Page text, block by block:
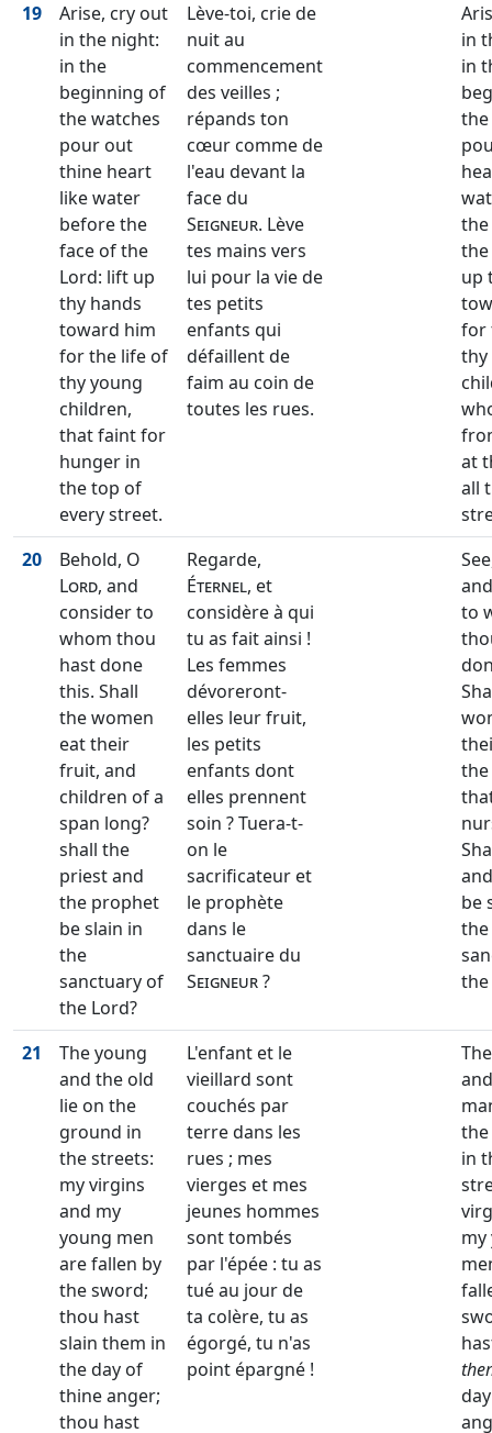
19
Arise, cry out
in the night:
in the
beginning of
the watches
pour out
thine heart
like water
before the
face of the
Lord: lift up
thy hands
toward him
for the life of
thy young
children,
that faint for
hunger in
the top of
every street.
Lève-toi, crie de
nuit au
commencement
des veilles ;
répands ton
cœur comme de
l'eau devant la
face du
Seigneur. Lève
tes mains vers
lui pour la vie de
tes petits
enfants qui
défaillent de
faim au coin de
toutes les rues.
in
in
the
up
for
thy
at
all
20
Behold, O
Lord, and
consider to
whom thou
hast done
this. Shall
the women
eat their
fruit, and
children of a
span long?
shall the
priest and
the prophet
be slain in
the
sanctuary of
the Lord?
Regarde,
Éternel, et
considère à qui
tu as fait ainsi !
Les femmes
dévoreront-
elles leur fruit,
les petits
enfants dont
elles prennent
soin ? Tuera-t-
on le
sacrificateur et
le prophète
dans le
sanctuaire du
Seigneur?
to
be
the
the
21
The young
and the old
lie on the
ground in
the streets:
my virgins
and my
young men
are fallen by
the sword;
thou hast
slain them in
the day of
thine anger;
thou hast
L'enfant et le
vieillard sont
couchés par
terre dans les
rues ; mes
vierges et mes
jeunes hommes
sont tombés
par l'épée : tu as
tué au jour de
ta colère, tu as
égorgé, tu n'as
point épargné !
in
my